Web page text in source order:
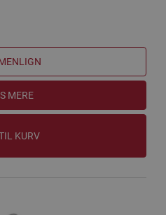
MERE
KURV